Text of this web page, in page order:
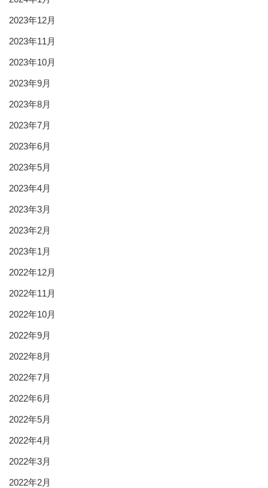
2023年12月
2023年11月
2023年10月
2023年9月
2023年8月
2023年7月
2023年6月
2023年5月
2023年4月
2023年3月
2023年2月
2023年1月
2022年12月
2022年11月
2022年10月
2022年9月
2022年8月
2022年7月
2022年6月
2022年5月
2022年4月
2022年3月
2022年2月